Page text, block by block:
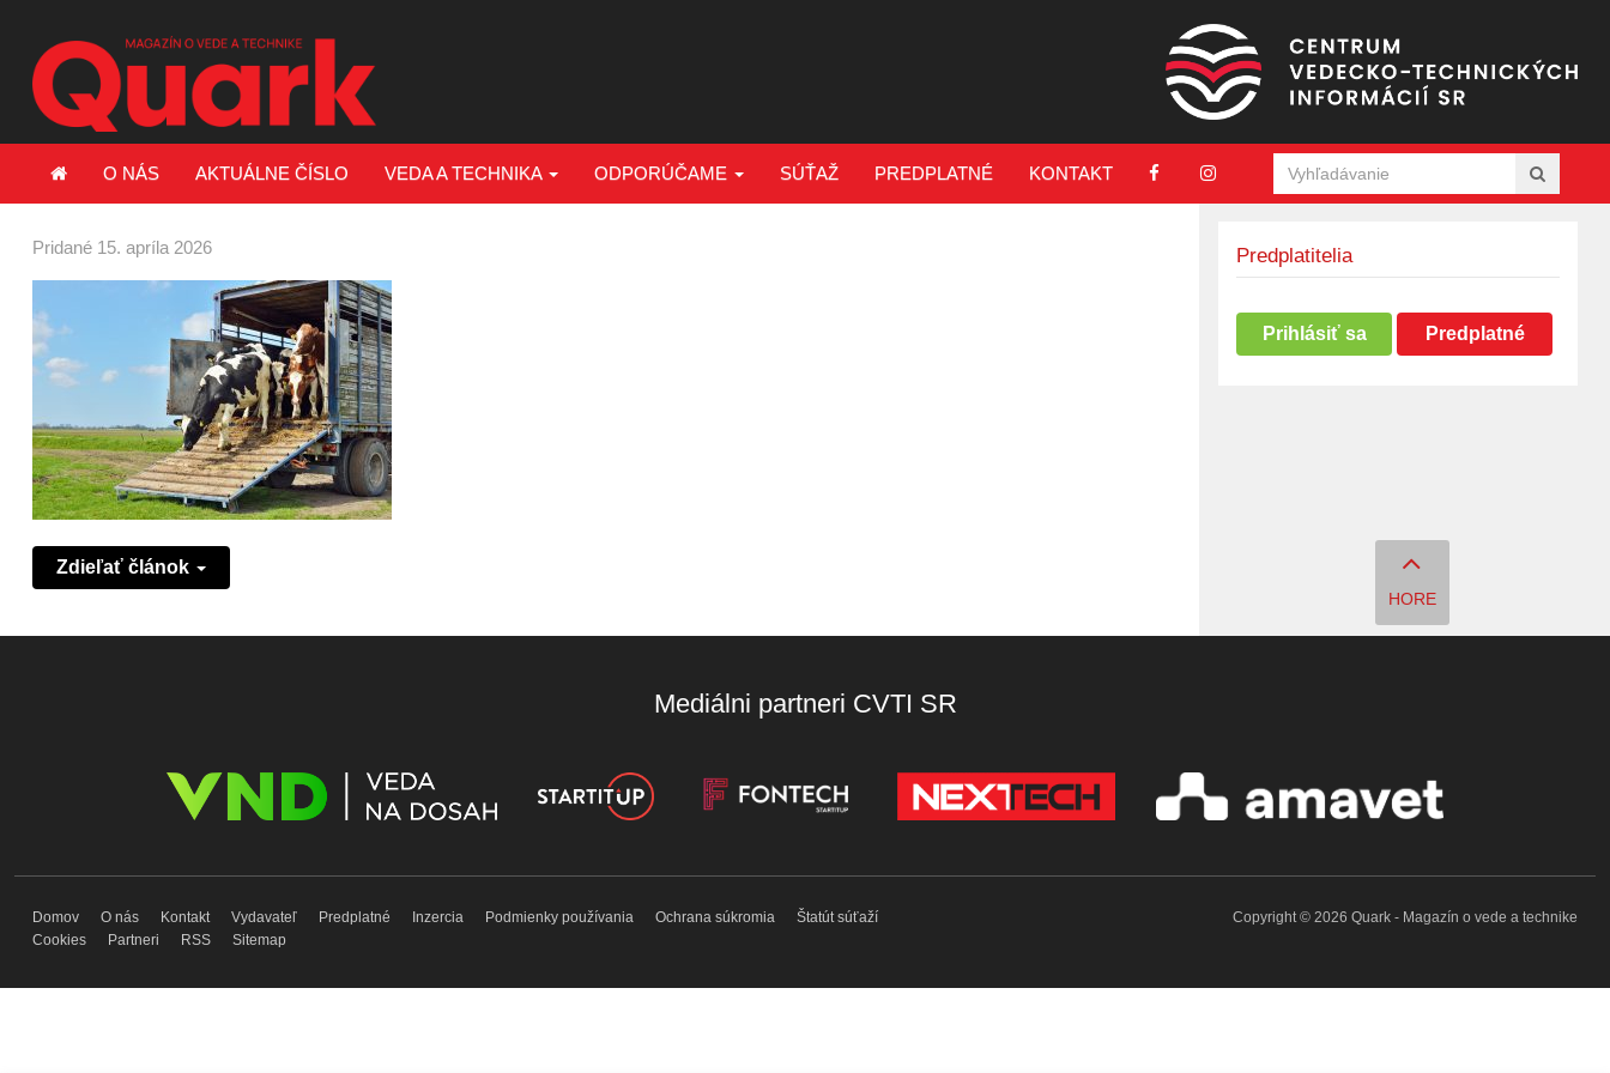
O NÁS AKTUÁLNE ČÍSLO VEDA A TECHNIKA ODPORÚČAME SÚŤAŽ PREDPLATNÉ KONTAKT
Pridané 15. apríla 2026
Zdieľať článok
Predplatitelia
Prihlásiť sa Predplatné
HORE
Mediálni partneri CVTI SR
Domov O nás Kontakt Vydavateľ Predplatné Inzercia Podmienky používania Ochrana súkromia
Štatút súťaží
Cookies
Partneri RSS Sitemap
Copyright © 2026 Quark - Magazín o vede a technike